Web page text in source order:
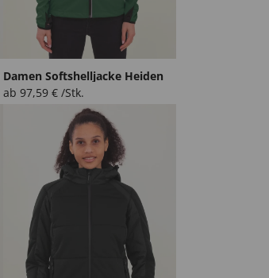
Damen Softshelljacke Heiden
ab 97,59 € /Stk.